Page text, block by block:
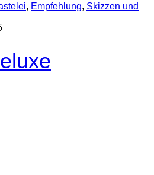
, Empfehlung, Skizzen und